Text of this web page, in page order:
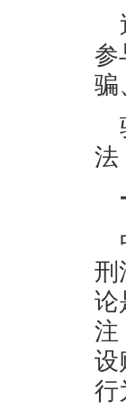
参
骗
法
刑
论
注
设
行